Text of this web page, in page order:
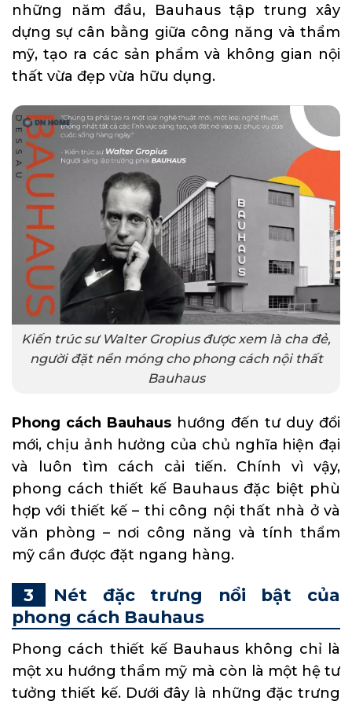
những năm đầu, Bauhaus tập trung xây
dựng sự cân bằng giữa công năng và thẩm
mỹ, tạo ra các sản phẩm và không gian nội
thất vừa đẹp vừa hữu dụng.
Kiến trúc sư Walter Gropius được xem là cha đẻ,
người đặt nền móng cho phong cách nội thất
Bauhaus
Phong cách Bauhaus hướng đến tư duy đổi
mới, chịu ảnh hưởng của chủ nghĩa hiện đại
và luôn tìm cách cải tiến. Chính vì vậy,
phong cách thiết kế Bauhaus đặc biệt phù
hợp với thiết kế – thi công nội thất nhà ở và
văn phòng – nơi công năng và tính thẩm
mỹ cần được đặt ngang hàng.
Nét đặc trưng nổi bật của
phong cách Bauhaus
Phong cách thiết kế Bauhaus không chỉ là
một xu hướng thẩm mỹ mà còn là một hệ tư
tưởng thiết kế. Dưới đây là những đặc trưng